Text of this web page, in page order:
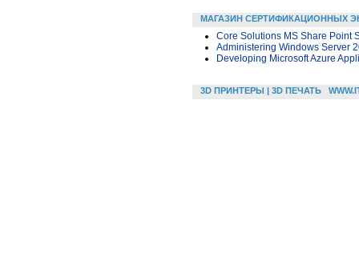
МАГАЗИН СЕРТИФИКАЦИОННЫХ
Core Solutions MS Share Point
Administering Windows Server
Developing Microsoft Azure
3D ПРИНТЕРЫ | 3D ПЕЧАТЬ